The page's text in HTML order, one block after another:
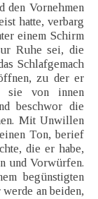
den Vornehmen
hatte, verbarg
einem Schirm
Ruhe sei, die
Schlafgemach
zu der er
sie von innen
beschwor die
Mit Unwillen
Ton, berief
die er habe,
und Vorwürfen.
begünstigten
an beiden,